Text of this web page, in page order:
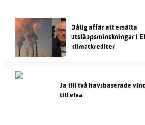
Dålig affär att ersätta
utsläppsminskningar i
klimatkrediter
Ja till två havsbaserade
till elva